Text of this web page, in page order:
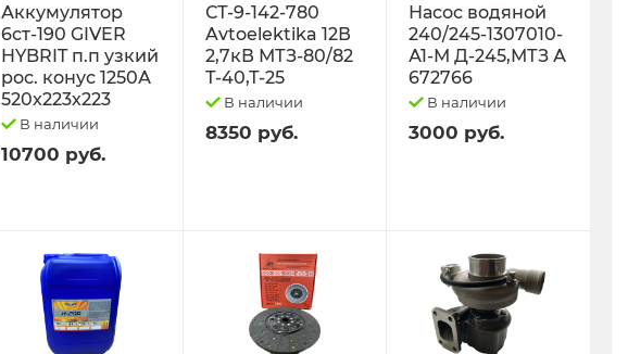
Аккумулятор
6ст-190 GIVER
HYBRIT п.п узкий
рос. конус 1250А
520х223х223
В наличии
10700 руб.
СТ-9-142-780
Avtoelektika 12В
2,7кВ МТЗ-80/82
Т-40,Т-25
В наличии
8350 руб.
Насос водяной
240/245-1307010-
А1-М Д-245,МТЗ А
672766
В наличии
3000 руб.